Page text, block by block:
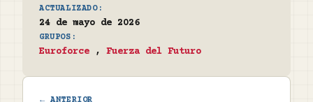
ACTUALIZADO:
24 de mayo de 2026
GRUPOS:
Euroforce , Fuerza del Futuro